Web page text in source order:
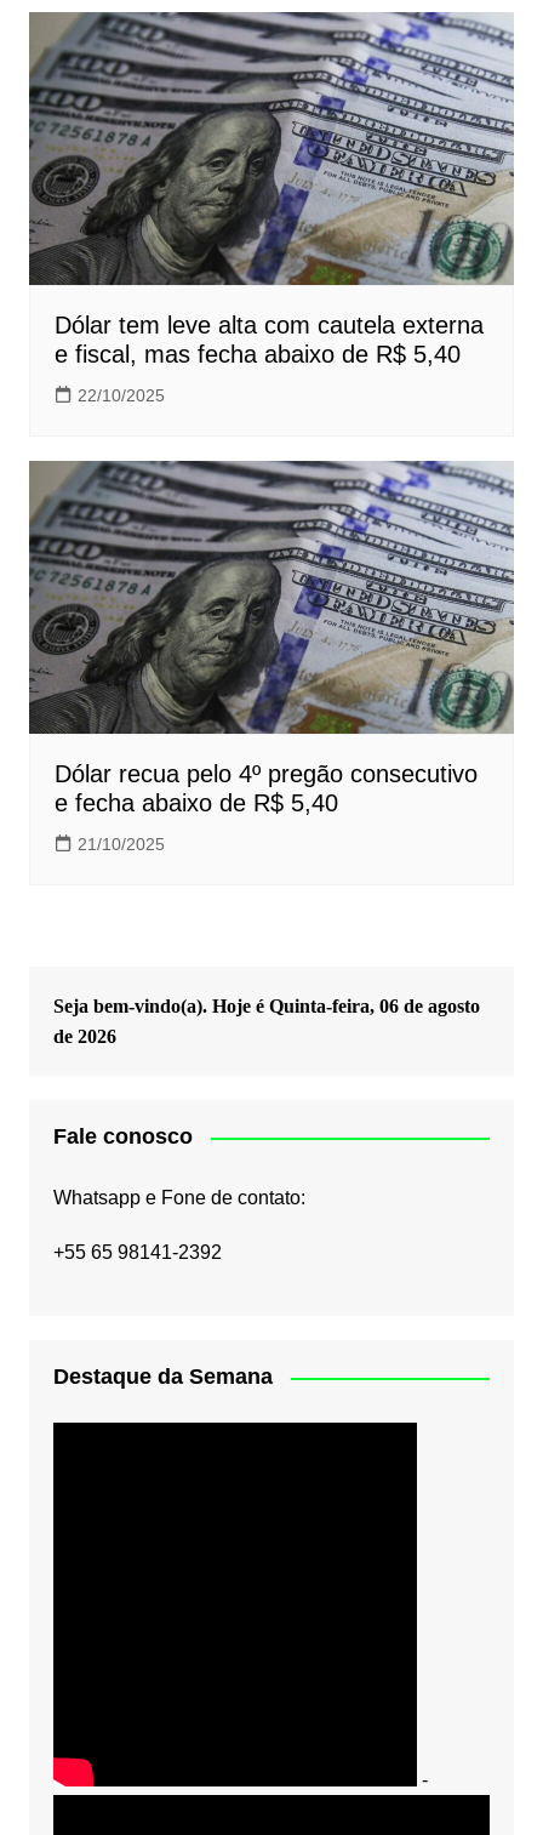
Dólar tem leve alta com cautela externa
e fiscal, mas fecha abaixo de R$ 5,40
22/10/2025
Dólar recua pelo 4º pregão consecutivo
e fecha abaixo de R$ 5,40
21/10/2025
Seja bem-vindo(a). Hoje é Quinta-feira, 06 de agosto
de 2026
Fale conosco
Whatsapp e Fone de contato:
+55 65 98141-2392
Destaque da Semana
-